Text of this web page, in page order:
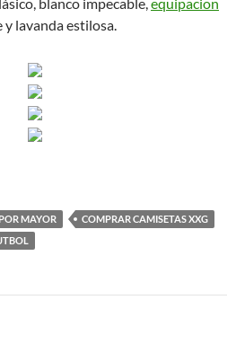
lavanda estilosa.
MAYOR
COMPRAR CAMISETAS XXG